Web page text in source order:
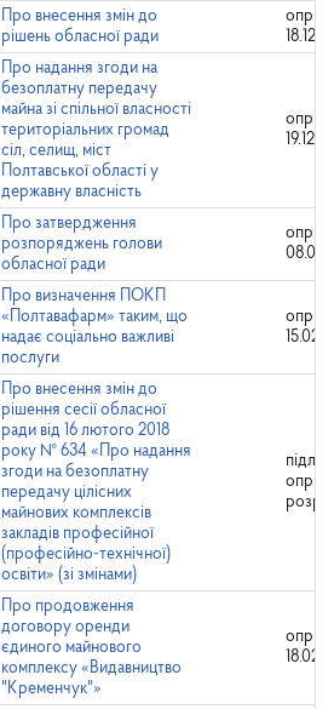
Про внесення змін до
рішень обласної ради
Про надання згоди на
безоплатну передачу
майна зі спільної власності
територіальних громад
сіл, селищ, міст
Полтавської області у
державну власність
Про затвердження
розпоряджень голови
обласної ради
Про визначення ПОКП
«Полтавафарм» таким, що
надає соціально важливі
послуги
Про внесення змін до
рішення сесії обласної
ради від 16 лютого 2018
року № 634 «Про надання
згоди на безоплатну
передачу цілісних
майнових комплексів
закладів професійної
(професійно-технічної)
освіти» (зі змінами)
Про продовження
договору оренди
єдиного майнового
комплексу «Видавництво
"Кременчук"»